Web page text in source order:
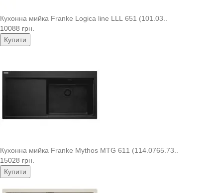
Кухонна мийка Franke Logica line LLL 651 (101.03..
10088 грн.
Купити
Кухонна мийка Franke Mythos MTG 611 (114.0765.73..
15028 грн.
Купити